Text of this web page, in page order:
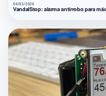
04/03/2026
VandalStop: alarma antirrobo para